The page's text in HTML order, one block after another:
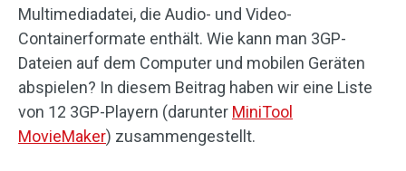
Text/Elemente
Videoeffekte
Videofarbe
Multimediadatei, die Audio- und Video-
Containerformate enthält. Wie kann man 3GP-
Dateien auf dem Computer und mobilen Geräten
abspielen? In diesem Beitrag haben wir eine Liste
von 12 3GP-Playern (darunter MiniTool
MovieMaker) zusammengestellt.